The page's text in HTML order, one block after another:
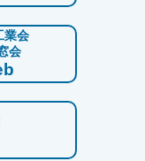
業会
会